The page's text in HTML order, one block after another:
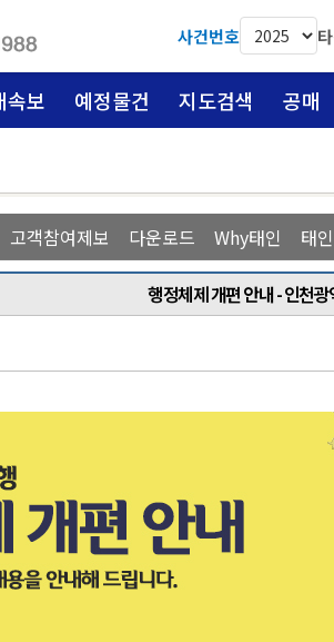
사건번호
속보 예정물건 지도검색 공매
고객참여제보 다운로드 Why태인 태
행정체제 개편 안내 - 인천